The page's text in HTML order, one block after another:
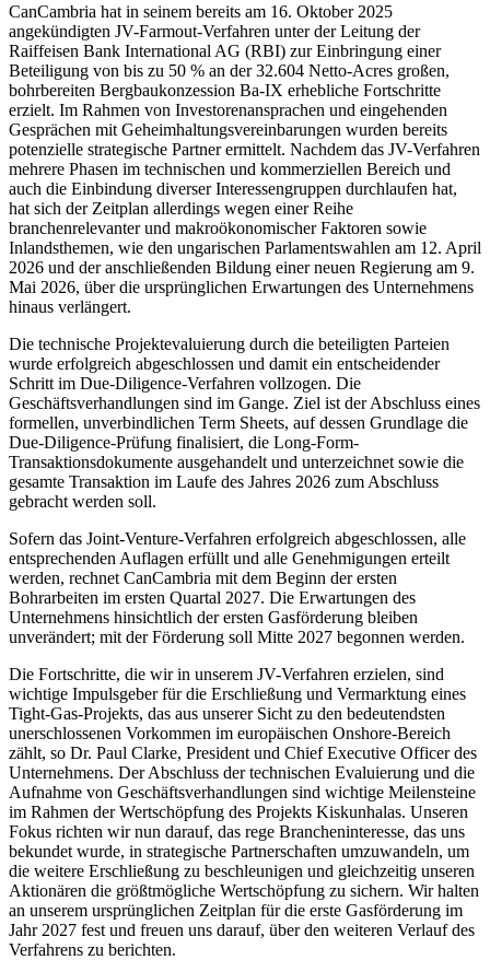
CanCambria hat in seinem bereits am 16. Oktober 2025
angekündigten JV-Farmout-Verfahren unter der Leitung der
Raiffeisen Bank International AG (RBI) zur Einbringung einer
Beteiligung von bis zu 50 % an der 32.604 Netto-Acres großen,
bohrbereiten Bergbaukonzession Ba-IX erhebliche Fortschritte
erzielt. Im Rahmen von Investorenansprachen und eingehenden
Gesprächen mit Geheimhaltungsvereinbarungen wurden bereits
potenzielle strategische Partner ermittelt. Nachdem das JV-Verfahren
mehrere Phasen im technischen und kommerziellen Bereich und
auch die Einbindung diverser Interessengruppen durchlaufen hat,
hat sich der Zeitplan allerdings wegen einer Reihe
branchenrelevanter und makroökonomischer Faktoren sowie
Inlandsthemen, wie den ungarischen Parlamentswahlen am 12. April
2026 und der anschließenden Bildung einer neuen Regierung am 9.
Mai 2026, über die ursprünglichen Erwartungen des Unternehmens
hinaus verlängert.
Die technische Projektevaluierung durch die beteiligten Parteien
wurde erfolgreich abgeschlossen und damit ein entscheidender
Schritt im Due-Diligence-Verfahren vollzogen. Die
Geschäftsverhandlungen sind im Gange. Ziel ist der Abschluss eines
formellen, unverbindlichen Term Sheets, auf dessen Grundlage die
Due-Diligence-Prüfung finalisiert, die Long-Form-
Transaktionsdokumente ausgehandelt und unterzeichnet sowie die
gesamte Transaktion im Laufe des Jahres 2026 zum Abschluss
gebracht werden soll.
Sofern das Joint-Venture-Verfahren erfolgreich abgeschlossen, alle
entsprechenden Auflagen erfüllt und alle Genehmigungen erteilt
werden, rechnet CanCambria mit dem Beginn der ersten
Bohrarbeiten im ersten Quartal 2027. Die Erwartungen des
Unternehmens hinsichtlich der ersten Gasförderung bleiben
unverändert; mit der Förderung soll Mitte 2027 begonnen werden.
Die Fortschritte, die wir in unserem JV-Verfahren erzielen, sind
wichtige Impulsgeber für die Erschließung und Vermarktung eines
Tight-Gas-Projekts, das aus unserer Sicht zu den bedeutendsten
unerschlossenen Vorkommen im europäischen Onshore-Bereich
zählt, so Dr. Paul Clarke, President und Chief Executive Officer des
Unternehmens. Der Abschluss der technischen Evaluierung und die
Aufnahme von Geschäftsverhandlungen sind wichtige Meilensteine
im Rahmen der Wertschöpfung des Projekts Kiskunhalas. Unseren
Fokus richten wir nun darauf, das rege Brancheninteresse, das uns
bekundet wurde, in strategische Partnerschaften umzuwandeln, um
die weitere Erschließung zu beschleunigen und gleichzeitig unseren
Aktionären die größtmögliche Wertschöpfung zu sichern. Wir halten
an unserem ursprünglichen Zeitplan für die erste Gasförderung im
Jahr 2027 fest und freuen uns darauf, über den weiteren Verlauf des
Verfahrens zu berichten.